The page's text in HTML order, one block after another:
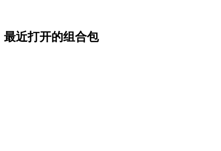
最近打开的组合包